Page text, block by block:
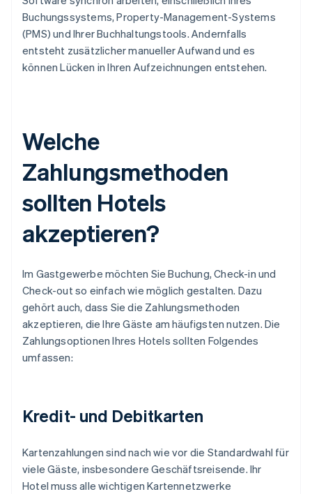
Buchungssystems, Property-Management-Systems
(PMS) und Ihrer Buchhaltungstools. Andernfalls
entsteht zusätzlicher manueller Aufwand und es
können Lücken in Ihren Aufzeichnungen entstehen.
Welche
Zahlungsmethoden
sollten Hotels
akzeptieren?
Im Gastgewerbe möchten Sie Buchung, Check-in und
Check-out so einfach wie möglich gestalten. Dazu
gehört auch, dass Sie die Zahlungsmethoden
akzeptieren, die Ihre Gäste am häufigsten nutzen. Die
Zahlungsoptionen Ihres Hotels sollten Folgendes
umfassen:
Kredit- und Debitkarten
Kartenzahlungen sind nach wie vor die Standardwahl für
viele Gäste, insbesondere Geschäftsreisende. Ihr
Hotel muss alle wichtigen Kartennetzwerke